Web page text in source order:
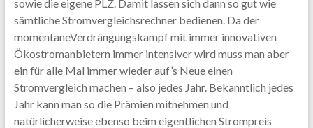
sowie die eigene PLZ. Damit lassen sich dann so gut wie
sämtliche Stromvergleichsrechner bedienen. Da der
momentaneVerdrängungskampf mit immer innovativen
Ökostromanbietern immer intensiver wird muss man aber
ein für alle Mal immer wieder auf’s Neue einen
Stromvergleich machen – also jedes Jahr. Bekanntlich jedes
Jahr kann man so die Prämien mitnehmen und
natürlicherweise ebenso beim eigentlichen Strompreis